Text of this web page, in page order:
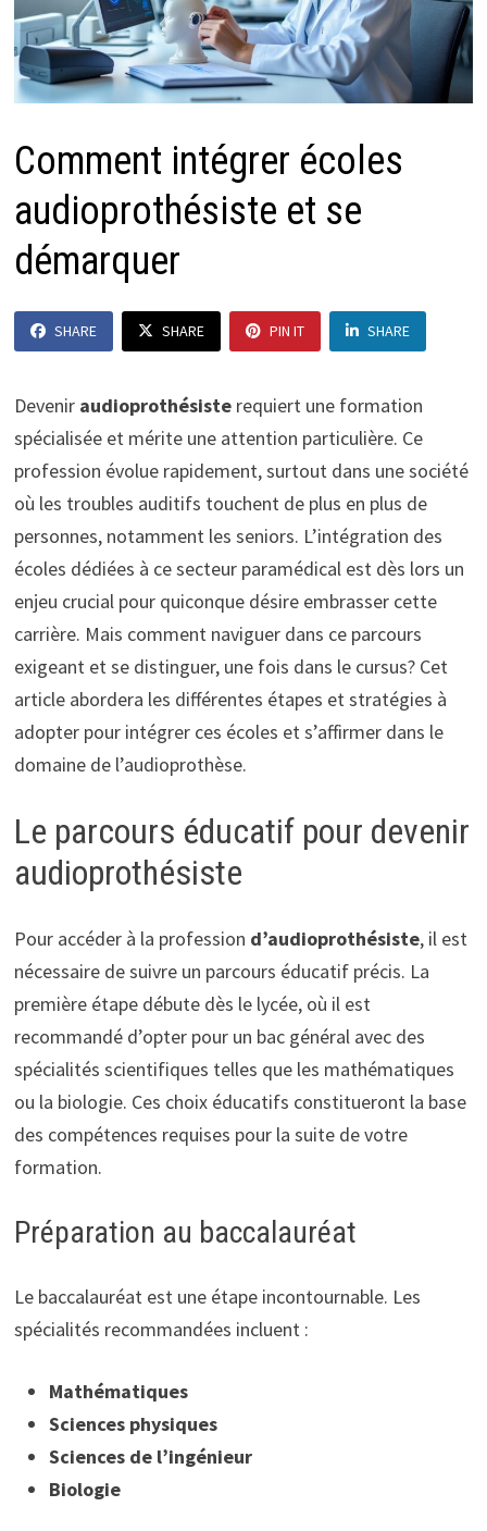
Comment intégrer écoles
audioprothésiste et se
démarquer
SHARE SHARE PIN IT SHARE
Devenir audioprothésisterequiert une formation
spécialisée et mérite une attention particulière. Ce
profession évolue rapidement, surtout dans une société
où les troubles auditifs touchent de plus en plus de
personnes, notamment les seniors. L’intégration des
écoles dédiées à ce secteur paramédical est dès lors un
enjeu crucial pour quiconque désire embrasser cette
carrière. Mais comment naviguer dans ce parcours
exigeant et se distinguer, une fois dans le cursus? Cet
article abordera les différentes étapes et stratégies à
adopter pour intégrer ces écoles et s’affirmer dans le
domaine de l’audioprothèse.
Le parcours éducatif pour devenir
audioprothésiste
Pour accéder à la profession d’audioprothésiste, il est
nécessaire de suivre un parcours éducatif précis. La
première étape débute dès le lycée, où il est
recommandé d’opter pour un bac général avec des
spécialités scientifiques telles que les mathématiques
ou la biologie. Ces choix éducatifs constitueront la base
des compétences requises pour la suite de votre
formation.
Préparation au baccalauréat
Le baccalauréat est une étape incontournable. Les
spécialités recommandées incluent :
Mathématiques
Sciences physiques
Sciences de l’ingénieur
Biologie